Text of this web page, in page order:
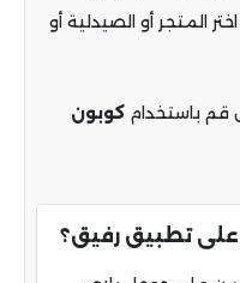
المتجر أو الصيدلية أو
قم باستخدام كوبون
تطبيق رفيق؟